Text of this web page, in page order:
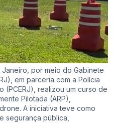
por meio do Gabinete
em parceria com a Polícia
(PCERJ), realizou um curso de
Pilotada (ARP),
A iniciativa teve como
segurança pública,